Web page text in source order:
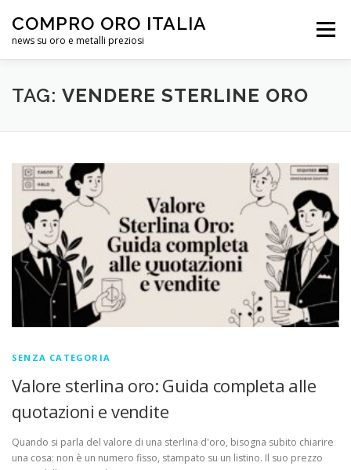
contenuto
COMPRO ORO ITALIA
news su oro e metalli preziosi
Menu
HOME QUOTAZIONE ORO ELENCO INFO
TAG: VENDERE STERLINE ORO
SENZA CATEGORIA
Valore sterlina oro: Guida completa alle
quotazioni e vendite
Quando si parla del valore di una sterlina d'oro, bisogna subito chiarire
una cosa: non è un numero fisso, stampato su un listino. Il suo prezzo